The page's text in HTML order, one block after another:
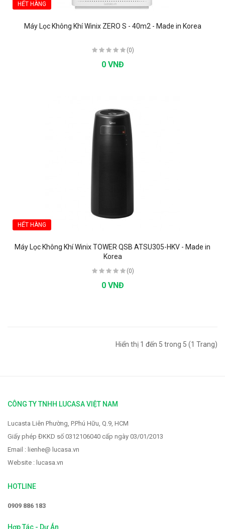
HẾT HÀNG
Máy Lọc Không Khí Winix ZERO S - 40m2 - Made in Korea
(0)
0 VNĐ
HẾT HÀNG
Máy Lọc Không Khí Winix TOWER QSB ATSU305-HKV - Made in
Korea
(0)
0 VNĐ
Hiển thị 1 đến 5 trong 5 (1 Trang)
CÔNG TY TNHH LUCASA VIỆT NAM
Lucasta Liên Phường, P.Phú Hữu, Q.9, HCM
Giấy phép ĐKKD số 0312106040 cấp ngày 03/01/2013
Email : lienhe@ lucasa.vn
Website : lucasa.vn
HOTLINE
0909 886 183
Hợp Tác - Dự Án